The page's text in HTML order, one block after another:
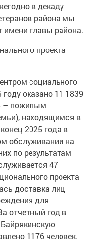
в декаду
района мы
имени главы района.
проекта
социального
оказано 11 1839
– пожилым
находящимся в
2025 года в
обслуживании на
по результатам
47
проекта
доставка лиц
для
отчетный год в
1176 человек.